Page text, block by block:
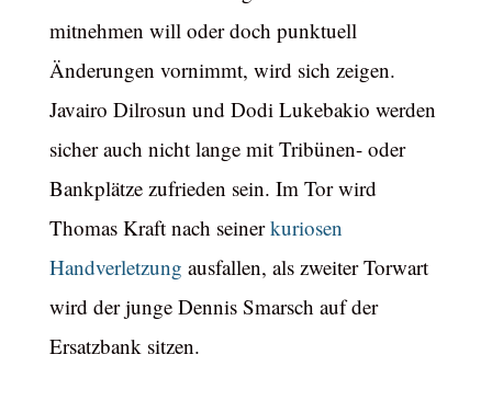
mitnehmen will oder doch punktuell
Änderungen vornimmt, wird sich zeigen.
Javairo Dilrosun und Dodi Lukebakio werden
sicher auch nicht lange mit Tribünen- oder
Bankplätze zufrieden sein. Im Tor wird
Thomas Kraft nach seinerkuriosen
Handverletzung ausfallen, als zweiter Torwart
wird der junge Dennis Smarsch auf der
Ersatzbank sitzen.